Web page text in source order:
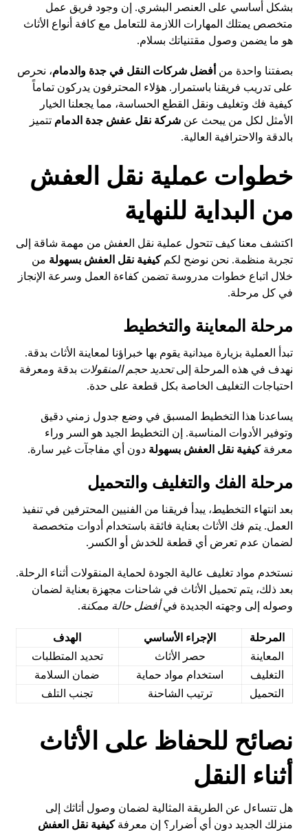
بشكل أساسي على العنصر البشري. إن وجود فريق عمل
متخصص يمتلك المهارات اللازمة للتعامل مع كافة أنواع الأثاث
هو ما يضمن وصول مقتنياتك بسلام.
بصفتنا واحدة من أفضل شركات النقل في جدة والدمام، نحرص
على تدريب فريقنا باستمرار. هؤلاء المحترفون يدركون تماماً
كيفية فك وتغليف ونقل القطع الحساسة، مما يجعلنا الخيار
الأمثل لكل من يبحث عنشركة نقل عفش جدة الدمام تتميز
بالدقة والاحترافية العالية.
خطوات عملية نقل العفش
من البداية للنهاية
اكتشف معنا كيف تتحول عملية نقل العفش من مهمة شاقة إلى
تجربة منظمة. نحن نوضح لكمكيفية نقل العفش بسهولة من
خلال اتباع خطوات مدروسة تضمن كفاءة العمل وسرعة الإنجاز
في كل مرحلة.
مرحلة المعاينة والتخطيط
تبدأ العملية بزيارة ميدانية يقوم بها خبراؤنا لمعاينة الأثاث بدقة.
نهدف في هذه المرحلة إلىتحديد حجم المنقولات بدقة ومعرفة
احتياجات التغليف الخاصة بكل قطعة على حدة.
يساعدنا هذا التخطيط المسبق في وضع جدول زمني دقيق
وتوفير الأدوات المناسبة. إن التخطيط الجيد هو السر وراء
معرفةكيفية نقل العفش بسهولة دون أي مفاجآت غير سارة.
مرحلة الفك والتغليف والتحميل
بعد انتهاء التخطيط، يبدأ فريقنا من الفنيين المحترفين في تنفيذ
العمل. يتم فك الأثاث بعناية فائقة باستخدام أدوات متخصصة
لضمان عدم تعرض أي قطعة للخدش أو الكسر.
نستخدم مواد تغليف عالية الجودة لحماية المنقولات أثناء الرحلة.
بعد ذلك، يتم تحميل الأثاث في شاحنات مجهزة بعناية لضمان
وصوله إلى وجهته الجديدة فيأفضل حالة ممكنة.
المرحلة الإجراء الأساسي
الهدف
المعاينة
حصر الأثاث
تحديد المتطلبات
التغليف
استخدام مواد حماية
ضمان السلامة
التحميل
ترتيب الشاحنة تجنب التلف
نصائح للحفاظ على الأثاث
أثناء النقل
هل تتساءل عن الطريقة المثالية لضمان وصول أثاثك إلى
منزلك الجديد دون أي أضرار؟ إن معرفةكيفية نقل العفش